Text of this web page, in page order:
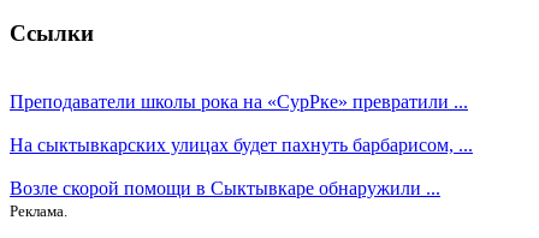
Ссылки
Преподаватели школы рока на «СурРке» превратили ...
На сыктывкарских улицах будет пахнуть барбарисом, ...
Возле скорой помощи в Сыктывкаре обнаружили ...
Реклама.